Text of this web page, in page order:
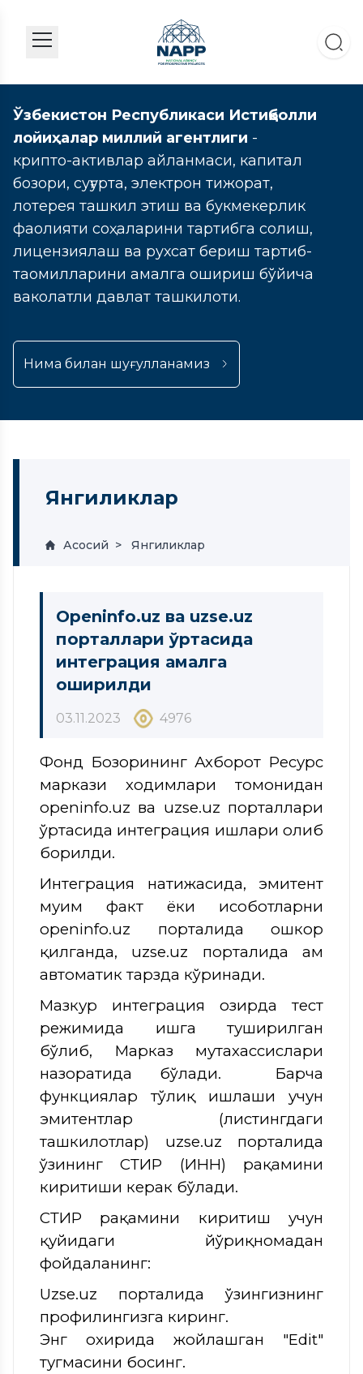
Ўзбекистон Республикаси Истиқболли
лойиҳалар миллий агентлиги -
крипто-активлар айланмаси, капитал
бозори, суғурта, электрон тижорат,
лотерея ташкил этиш ва букмекерлик
фаолияти соҳаларини тартибга солиш,
лицензиялаш ва рухсат бериш тартиб-
таомилларини амалга ошириш бўйича
ваколатли давлат ташкилоти.
Нима билан шуғулланамиз
Янгиликлар
Асосий Янгиликлар
Openinfo.uz ва uzse.uz
порталлари ўртасида
интеграция амалга
оширилди
03.11.2023 4976
Фонд Бозорининг Ахборот Ресурс
маркази ходимлари томонидан
openinfo.uz ва uzse.uz порталлари
ўртасида интеграция ишлари олиб
борилди.
Интеграция натижасида, эмитент
муҳим факт ёки ҳисоботларни
openinfo.uz порталида ошкор
қилганда, uzse.uz порталида ҳам
автоматик тарзда кўринади.
Мазкур интеграция ҳозирда тест
режимида ишга туширилган
бўлиб, Марказ мутахассислари
назоратида бўлади. Барча
функциялар тўлиқ ишлаши учун
эмитентлар (листингдаги
ташкилотлар) uzse.uz порталида
ўзининг СТИР (ИНН) рақамини
киритиши керак бўлади.
СТИР рақамини киритиш учун
қуйидаги йўриқномадан
фойдаланинг:
Uzse.uz порталида ўзингизнинг
профилингизга киринг.
Энг охирида жойлашган "Edit"
тугмасини босинг.